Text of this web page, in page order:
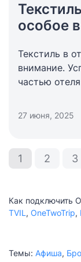
особое
Текстиль в
внимание.
частью
для
имидже отеля.
27 июня, 2025
1 2 3
Как подключить
TVIL , OneTwoTrip,
Темы: Афиша,